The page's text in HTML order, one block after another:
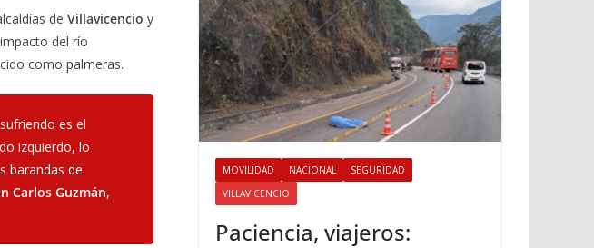
de Villavicencio y
del río
como palmeras.
es el
izquierdo, lo
barandas de
Carlos Guzmán,
MOVILIDAD NACIONAL
SEGURIDAD
VILLAVICENCIO
Paciencia, viajeros: